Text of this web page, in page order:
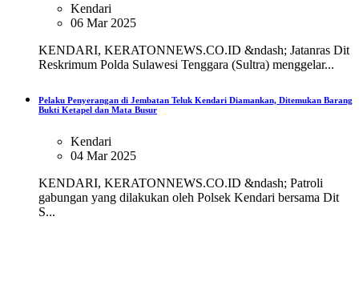
Kendari
06 Mar 2025
KENDARI, KERATONNEWS.CO.ID &ndash; Jatanras Dit
Reskrimum Polda Sulawesi Tenggara (Sultra) menggelar...
Pelaku Penyerangan di Jembatan Teluk Kendari Diamankan, Ditemukan Barang
Bukti Ketapel dan Mata Busur
Kendari
04 Mar 2025
KENDARI, KERATONNEWS.CO.ID &ndash; Patroli
gabungan yang dilakukan oleh Polsek Kendari bersama Dit
S...